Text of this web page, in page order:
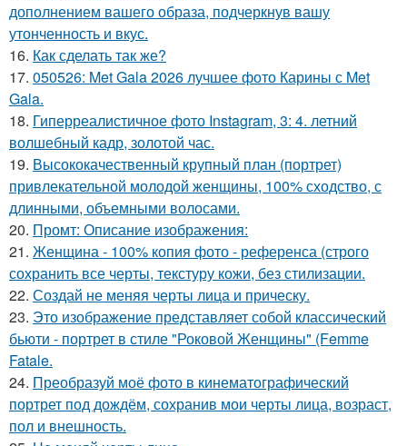
дополнением вашего образа, подчеркнув вашу
утонченность и вкус.
16. Как сделать так же?
17. 050526: Met Gala 2026 лучшее фото Карины с Met
Gala.
18. Гиперреалистичное фото Instagram, 3: 4. летний
волшебный кадр, золотой час.
19. Высококачественный крупный план (портрет)
привлекательной молодой женщины, 100% сходство, с
длинными, объемными волосами.
20. Промт: Описание изображения:
21. Женщина - 100% копия фото - референса (строго
сохранить все черты, текстуру кожи, без стилизации.
22. Создай не меняя черты лица и прическу.
23. Это изображение представляет собой классический
бьюти - портрет в стиле "Роковой Женщины" (Femme
Fatale.
24. Преобразуй моё фото в кинематографический
портрет под дождём, сохранив мои черты лица, возраст,
пол и внешность.